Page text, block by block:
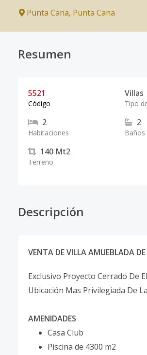
Punta Cana, Punta Cana
Resumen
5521
Código
Villas
Tipo
2
Habitaciones
2
Baños
140 Mt2
Terreno
Descripción
VENTA DE VILLA AMUEBLADA
Exclusivo Proyecto Cerrado De
Ubicación Mas Privilegiada De
AMENIDADES
Casa Club
Piscina de 4300 m2